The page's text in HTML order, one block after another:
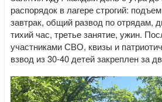
распорядок в лагере строгий:
завтрак, общий развод по отрядам,
тихий час, третье занятие, ужин.
участниками СВО, квизы и
взвод из 30-40 детей закреплен за